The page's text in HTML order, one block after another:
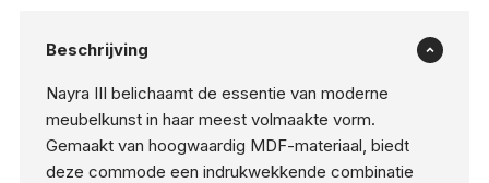
Beschrijving
Nayra III belichaamt de essentie van moderne
meubelkunst in haar meest volmaakte vorm.
Gemaakt van hoogwaardig MDF-materiaal, biedt
deze commode een indrukwekkende combinatie